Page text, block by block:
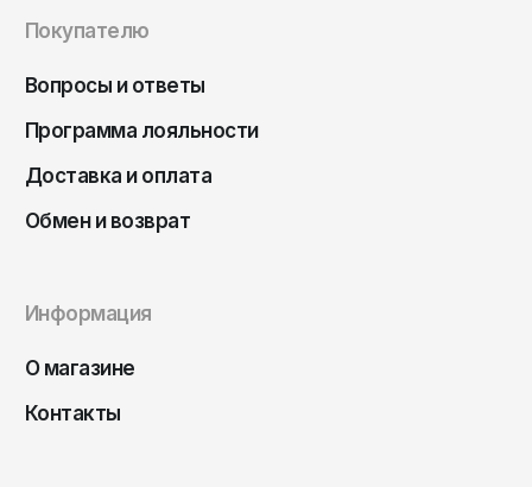
Покупателю
Вопросы и ответы
Программа лояльности
Доставка и оплата
Обмен и возврат
Информация
О магазине
Контакты